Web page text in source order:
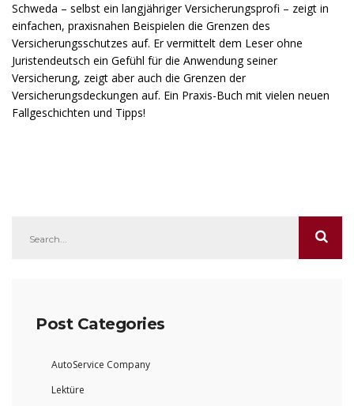
Schweda – selbst ein langjähriger Versicherungsprofi – zeigt in
einfachen, praxisnahen Beispielen die Grenzen des
Versicherungsschutzes auf. Er vermittelt dem Leser ohne
Juristendeutsch ein Gefühl für die Anwendung seiner
Versicherung, zeigt aber auch die Grenzen der
Versicherungsdeckungen auf. Ein Praxis-Buch mit vielen neuen
Fallgeschichten und Tipps!
Post Categories
AutoService Company
Lektüre